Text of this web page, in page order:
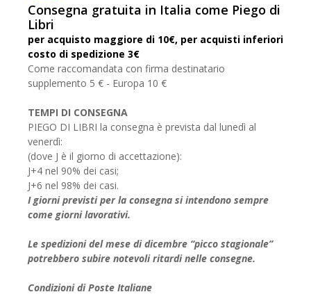
Consegna gratuita in Italia come Piego di
Libri
per acquisto maggiore di 10€, per acquisti inferiori
costo di spedizione 3€
Come raccomandata con firma destinatario
supplemento 5 € - Europa 10 €
TEMPI DI CONSEGNA
PIEGO DI LIBRI la consegna è prevista dal lunedì al
venerdì:
(dove J è il giorno di accettazione):
J+4 nel 90% dei casi;
J+6 nel 98% dei casi.
I giorni previsti per la consegna si intendono sempre
come giorni lavorativi.
Le spedizioni del mese di dicembre “picco stagionale”
potrebbero subire notevoli ritardi nelle consegne.
Condizioni di Poste Italiane